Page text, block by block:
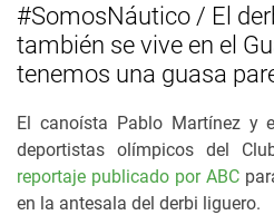
#SomosNáutico / El
también se vive en el
tenemos una guasa
El canoísta Pablo Martínez y
deportistas olímpicos del
reportaje publicado por ABC
en la antesala del derbi liguero.